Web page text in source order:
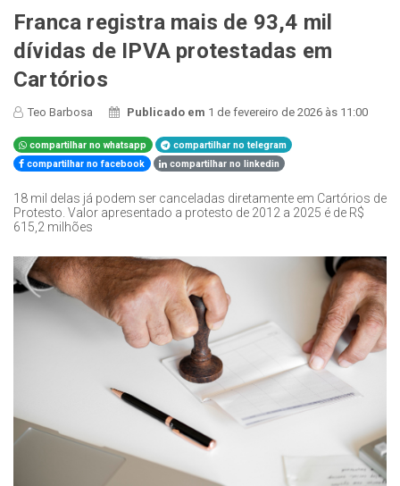
Franca registra mais de 93,4 mil
dívidas de IPVA protestadas em
Cartórios
Teo Barbosa Publicado em 1 de fevereiro de 2026 às 11:00
compartilhar no whatsapp
compartilhar no telegram
compartilhar no facebook
compartilhar no linkedin
18 mil delas já podem ser canceladas diretamente em Cartórios de
Protesto. Valor apresentado a protesto de 2012 a 2025 é de R$
615,2 milhões